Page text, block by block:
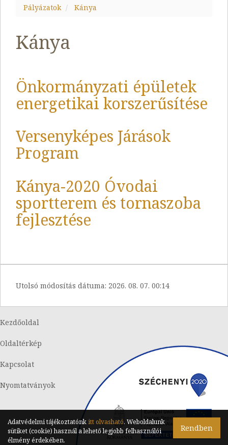
Pályázatok Kánya
Kánya
Önkormányzati épületek
energetikai korszerűsítése
Versenyképes Járások
Program
Kánya-2020 Óvodai
sportterem és tornaszoba
fejlesztése
Utolsó módosítás dátuma: 2026. 08. 07. 00:14
Kezdőoldal
Oldaltérkép
Kapcsolat
Nyomtatványok
Készítette:Integranet Kft.
Rendben
Adatvédelmi tájékoztatónkitt olvasható. Weboldalunk
sütiket (cookie) használ a lehető legjobb felhasználói
élmény érdekében.